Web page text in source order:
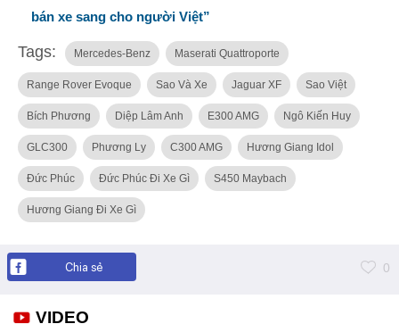
bán xe sang cho người Việt”
Tags: Mercedes-Benz Maserati Quattroporte
Range Rover Evoque Sao Và Xe Jaguar XF Sao Việt
Bích Phương Diệp Lâm Anh E300 AMG Ngô Kiến Huy
GLC300 Phương Ly C300 AMG Hương Giang Idol
Đức Phúc Đức Phúc Đi Xe Gì S450 Maybach
Hương Giang Đi Xe Gì
Chia sẻ 0
VIDEO